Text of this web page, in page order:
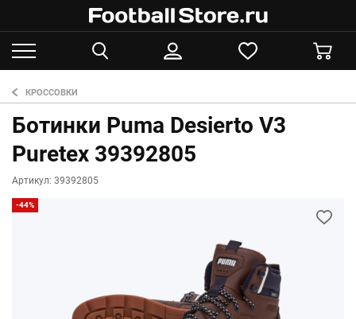
КРОССОВКИ
Ботинки Puma Desierto V3
Puretex 39392805
Артикул: 39392805
-44%